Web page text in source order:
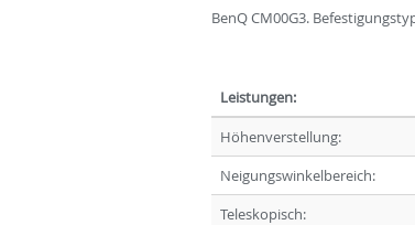
BenQ CM00G3.
Leistungen:
Höhenverstellung:
Neigungswinkelbereich:
Teleskopisch: